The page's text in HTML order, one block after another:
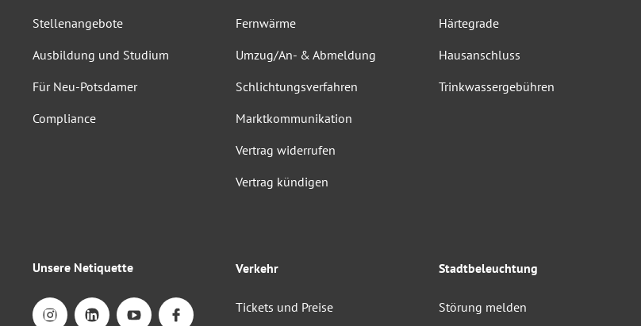
Stellenangebote
Ausbildung und Studium
Für Neu-Potsdamer
Compliance
Fernwärme
Umzug/An- & Abmeldung
Schlichtungsverfahren
Marktkommunikation
Vertrag widerrufen
Vertrag kündigen
Härtegrade
Hausanschluss
Trinkwassergebühren
Verkehr
Tickets und Preise
Stadtbeleuchtung
Störung melden
Unsere Netiquette